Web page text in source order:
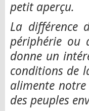
petit aperçu.
La différence
périphérie ou
donne un
conditions de
alimente
des peuples